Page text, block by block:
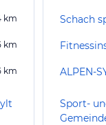
km
km
km
Schach
ALPEN-
Sport-